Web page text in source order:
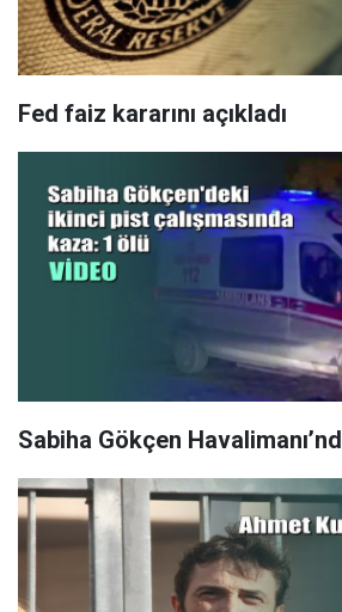
Fed faiz kararını açıkladı
Sabiha Gökçen